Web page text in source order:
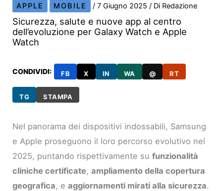
APPLE MOBILE /7 Giugno 2025/ Di Redazione
Sicurezza, salute e nuove app al centro
dell’evoluzione per Galaxy Watch e Apple
Watch
CONDIVIDI: FB X IN WA @ RT
TG STAMPA
Nel panorama dei dispositivi indossabili, Samsung
e Apple proseguono il loro percorso evolutivo nel
2025, puntando rispettivamente sufunzionalità
cliniche certificate,ampliamento della copertura
geografica, eaggiornamenti mirati alla sicurezza.